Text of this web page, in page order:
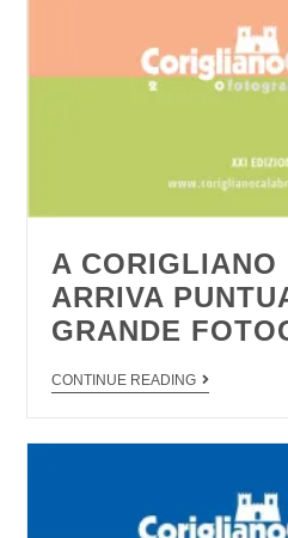
A CORIGLIANO
ARRIVA
GRANDE
CONTINUE READING